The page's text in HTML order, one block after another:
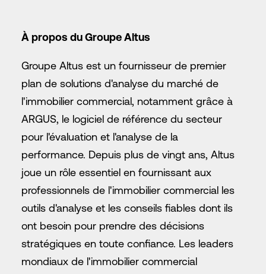
À propos du Groupe Altus
Groupe Altus est un fournisseur de premier
plan de solutions d'analyse du marché de
l'immobilier commercial, notamment grâce à
ARGUS, le logiciel de référence du secteur
pour l'évaluation et l'analyse de la
performance. Depuis plus de vingt ans, Altus
joue un rôle essentiel en fournissant aux
professionnels de l'immobilier commercial les
outils d'analyse et les conseils fiables dont ils
ont besoin pour prendre des décisions
stratégiques en toute confiance. Les leaders
mondiaux de l'immobilier commercial